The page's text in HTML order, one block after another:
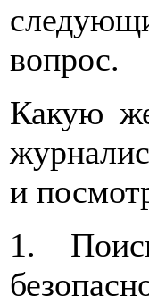
вопрос.
Какую
и
1.